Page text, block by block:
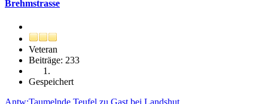
Brehmstrasse
Veteran
Beiträge: 233
Gespeichert
Antw:Taumelnde Teufel zu Gast bei Landshut